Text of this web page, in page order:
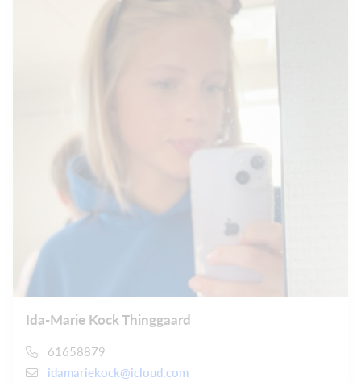
Ida-Marie Kock Thinggaard
61658879
idamariekock@icloud.com